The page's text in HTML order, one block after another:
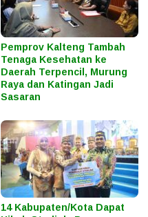
Pemprov Kalteng Tambah
Tenaga Kesehatan ke
Daerah Terpencil, Murung
Raya dan Katingan Jadi
Sasaran
14 Kabupaten/Kota Dapat